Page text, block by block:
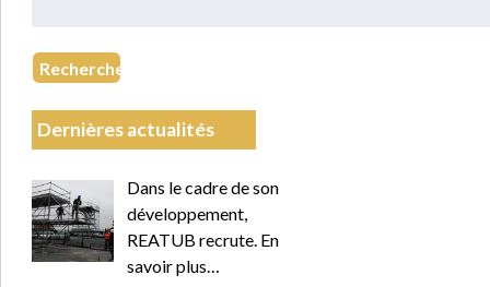
Recherche
Dernières actualités
Dans le cadre de son
développement,
REATUB recrute. En
savoir plus…